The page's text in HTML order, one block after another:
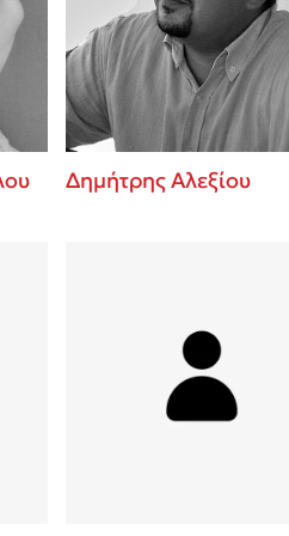
για chicken BBQ pizza
Πετρετζίκη!
μπορείς να διαβάσεις σε
τα παιδιά: Η ανάγκη μας για
σύγκρουση με τη
Δημήτρης Αλεξίου